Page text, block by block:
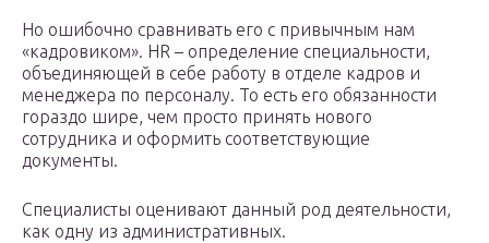
Но ошибочно сравнивать его с привычным нам
«кадровиком». HR – определение специальности,
объединяющей в себе работу в отделе кадров и
менеджера по персоналу. То есть его обязанности
гораздо шире, чем просто принять нового
сотрудника и оформить соответствующие
документы.
Специалисты оценивают данный род деятельности,
как одну из административных.